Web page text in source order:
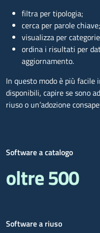
filtra per tipologia;
cerca per parole chiave;
visualizza per
ordina i risultati per
aggiornamento.
In questo modo è più
disponibili, capire se sono
riuso o un’adozione
Software a catalogo
oltre 500
Software a riuso